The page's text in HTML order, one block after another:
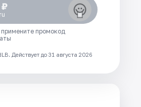
₽
промокод
Действует до 31 августа 2026